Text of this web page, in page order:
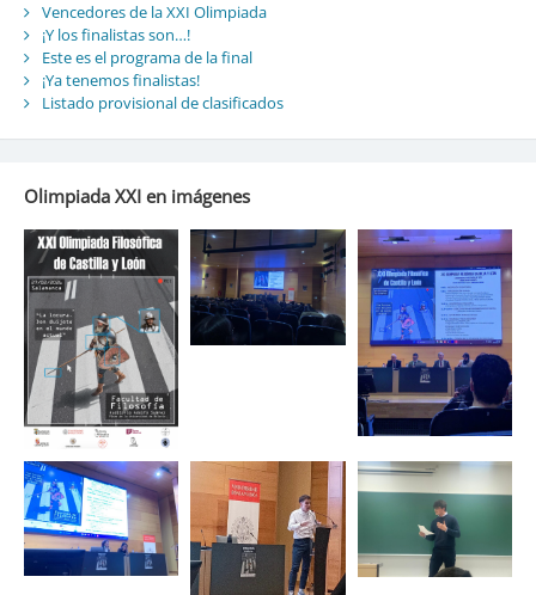
Vencedores de la XXI Olimpiada
¡Y los finalistas son…!
Este es el programa de la final
¡Ya tenemos finalistas!
Listado provisional de clasificados
Olimpiada XXI en imágenes